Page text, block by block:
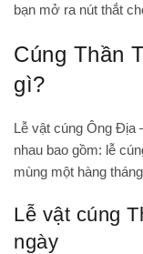
bạn mở ra nút thắt
Cúng Thần
gì?
Lễ vật cúng Ông Địa
nhau bao gồm: lễ
mùng một hàng
Lễ vật cúng
ngày